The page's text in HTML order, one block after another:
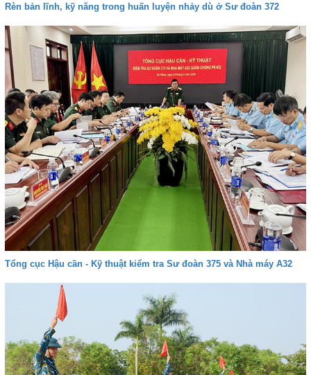
Rèn bản lĩnh, kỹ năng trong huấn luyện nhảy dù ở Sư đoàn 372
Tổng cục Hậu cần - Kỹ thuật kiểm tra Sư đoàn 375 và Nhà máy A32